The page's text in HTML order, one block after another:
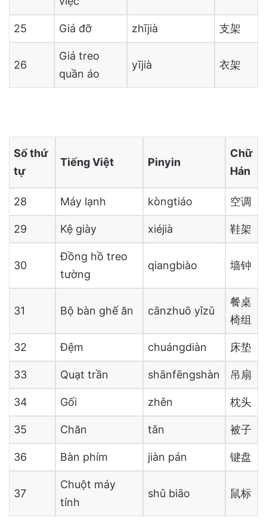
25 Giá đỡ zhījià 支架
26
Giá treo
quần áo
yījià 衣架
Số thứ
tự
Tiếng Việt Pinyin
Chữ
Hán
28 Máy lạnh kòngtiáo 空调
29 Kệ giày xiéjià 鞋架
30
Đồng hồ treo
tường
qiangbiào 墙钟
31 Bộ bàn ghế ăn cānzhuō yǐzǔ
餐桌
椅组
32 Đệm chuángdiàn 床垫
33 Quạt trần shānfēngshàn 吊扇
34 Gối zhěn 枕头
35 Chăn tǎn 被子
36 Bàn phím jiàn pán 键盘
37
Chuột máy
tính
shǔ biāo 鼠标